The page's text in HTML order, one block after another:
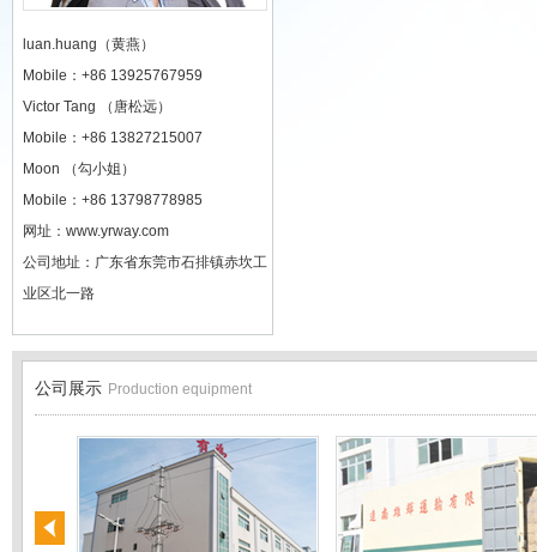
luan.huang（黄燕）
Mobile：+86 13925767959
Victor Tang （唐松远）
Mobile：+86 13827215007
Moon （勾小姐）
Mobile：+86 13798778985
网址：www.yrway.com
公司地址：广东省东莞市石排镇赤坎工
业区北一路
公司展示 Production equipment